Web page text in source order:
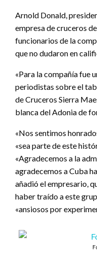
Arnold Donald,
empresa de cruceros
funcionarios de la
que no dudaron en
«Para la compañía fue
periodistas sobre el
de Cruceros Sierra
blanca del Adonia de
«Nos sentimos
«sea parte de este
«Agradecemos a la
agradecemos a Cuba
añadió el empresario,
haber traído a este
«ansiosos por